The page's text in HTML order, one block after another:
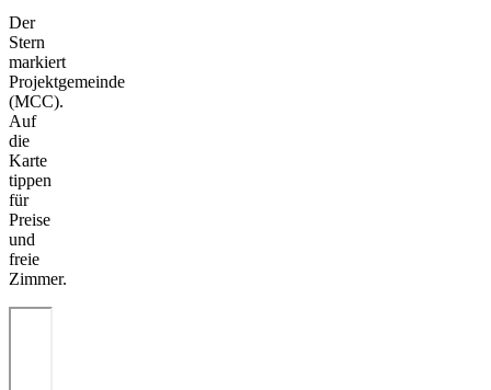
Der
Stern
markiert
Projektgemeinde
(MCC).
Auf
die
Karte
tippen
für
Preise
und
freie
Zimmer.